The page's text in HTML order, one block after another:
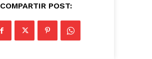
COMPARTIR POST: